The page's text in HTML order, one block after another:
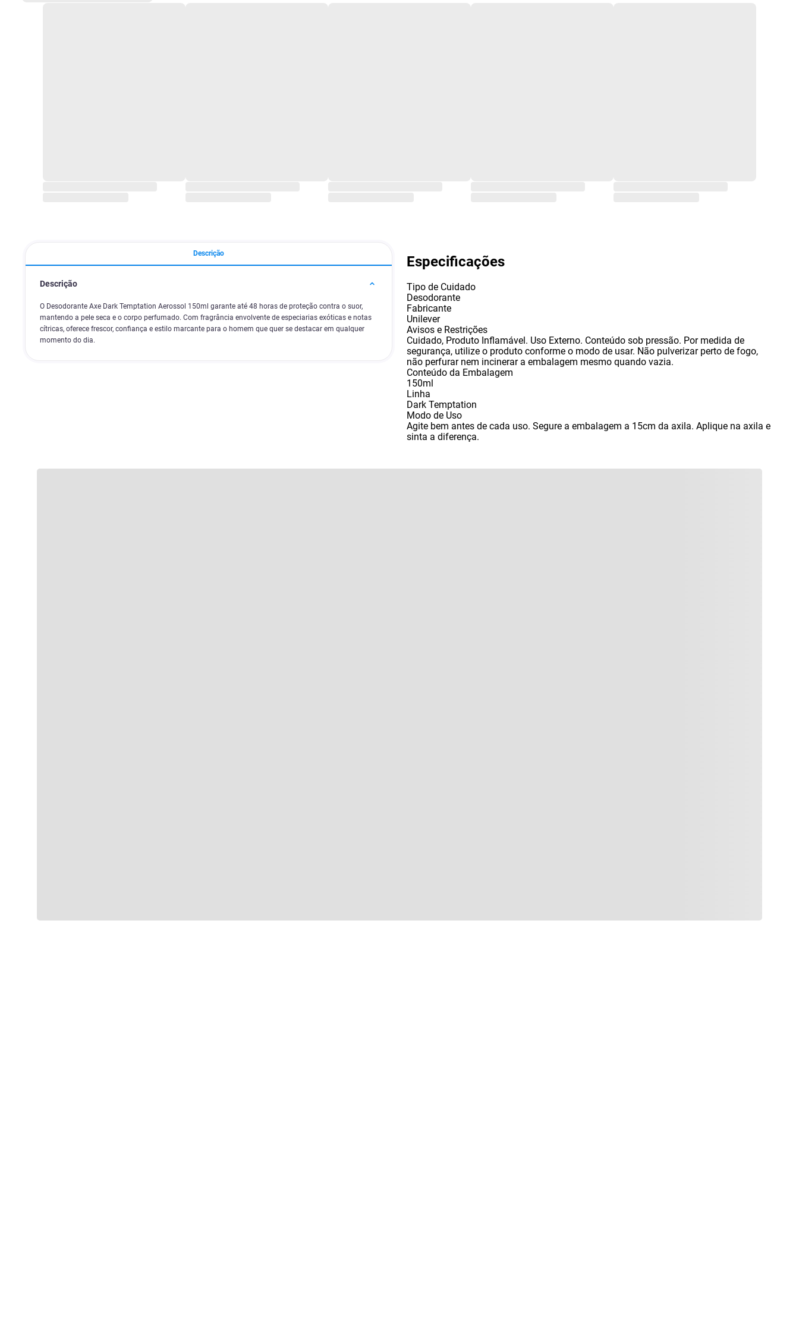
Descrição
Descrição
O Desodorante Axe Dark Temptation Aerossol 150ml garante até 48 horas de proteção contra o suor,
mantendo a pele seca e o corpo perfumado. Com fragrância envolvente de especiarias exóticas e notas
cítricas, oferece frescor, confiança e estilo marcante para o homem que quer se destacar em qualquer
momento do dia.
Especificações
Tipo de Cuidado
Desodorante
Fabricante
Unilever
Avisos e Restrições
Cuidado, Produto Inflamável. Uso Externo. Conteúdo sob pressão. Por medida de
segurança, utilize o produto conforme o modo de usar. Não pulverizar perto de fogo,
não perfurar nem incinerar a embalagem mesmo quando vazia.
Conteúdo da Embalagem
150ml
Linha
Dark Temptation
Modo de Uso
Agite bem antes de cada uso. Segure a embalagem a 15cm da axila. Aplique na axila e
sinta a diferença.